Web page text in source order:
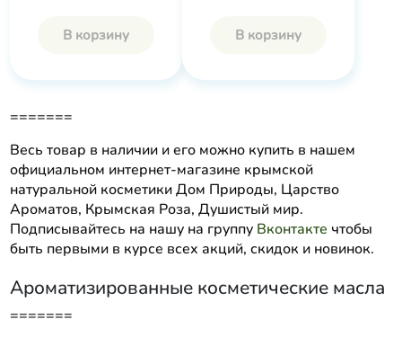
В корзину В корзину
=======
Весь товар в наличии и его можно купить в нашем
официальном интернет-магазине крымской
натуральной косметики Дом Природы, Царство
Ароматов, Крымская Роза, Душистый мир.
Подписывайтесь на нашу на группу Вконтакте чтобы
быть первыми в курсе всех акций, скидок и новинок.
Ароматизированные косметические масла
=======